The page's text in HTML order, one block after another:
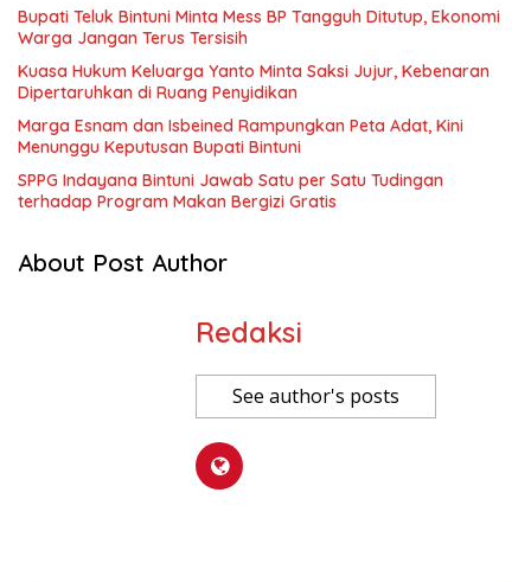
Bupati Teluk Bintuni Minta Mess BP Tangguh Ditutup, Ekonomi
Warga Jangan Terus Tersisih
Kuasa Hukum Keluarga Yanto Minta Saksi Jujur, Kebenaran
Dipertaruhkan di Ruang Penyidikan
Marga Esnam dan Isbeined Rampungkan Peta Adat, Kini
Menunggu Keputusan Bupati Bintuni
SPPG Indayana Bintuni Jawab Satu per Satu Tudingan
terhadap Program Makan Bergizi Gratis
About Post Author
Redaksi
See author's posts